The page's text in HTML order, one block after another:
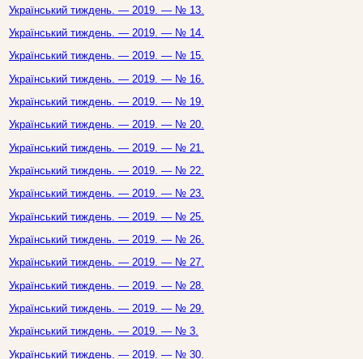
Український тиждень. — 2019. — № 13.
Український тиждень. — 2019. — № 14.
Український тиждень. — 2019. — № 15.
Український тиждень. — 2019. — № 16.
Український тиждень. — 2019. — № 19.
Український тиждень. — 2019. — № 20.
Український тиждень. — 2019. — № 21.
Український тиждень. — 2019. — № 22.
Український тиждень. — 2019. — № 23.
Український тиждень. — 2019. — № 25.
Український тиждень. — 2019. — № 26.
Український тиждень. — 2019. — № 27.
Український тиждень. — 2019. — № 28.
Український тиждень. — 2019. — № 29.
Український тиждень. — 2019. — № 3.
Український тиждень. — 2019. — № 30.